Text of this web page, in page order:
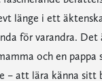
länge i ett
för varandra. Det
och en
– att lära känna sitt